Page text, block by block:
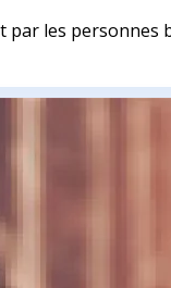
les personnes